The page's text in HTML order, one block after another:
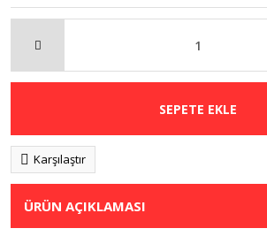
SEPETE EKLE
Karşılaştır
ÜRÜN AÇIKLAMASI